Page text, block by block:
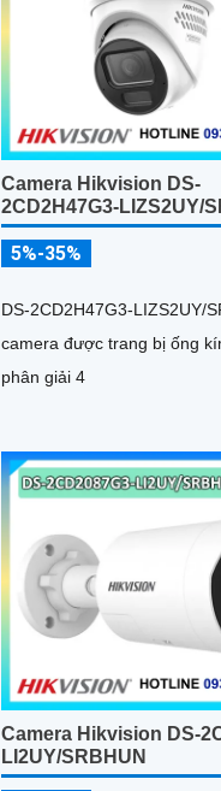
Camera Hikvision DS-
2CD2H47G3-LIZS2UY/
5%-35%
DS-2CD2H47G3-LIZS2UY/
camera được trang bị ống
phân giải 4
Camera Hikvision DS-
LI2UY/SRBHUN